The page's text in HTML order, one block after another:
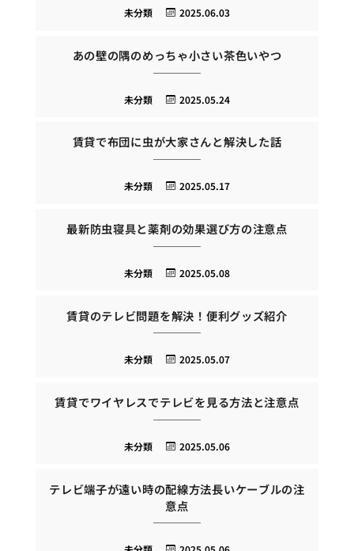
2025.06.03
未分類
あの壁の隅のめっちゃ小さい茶色いやつ
2025.05.24
未分類
賃貸で布団に虫が大家さんと解決した話
2025.05.17
未分類
最新防虫寝具と薬剤の効果選び方の注意点
2025.05.08
未分類
賃貸のテレビ問題を解決！便利グッズ紹介
2025.05.07
未分類
賃貸でワイヤレスでテレビを見る方法と注意点
2025.05.06
未分類
テレビ端子が遠い時の配線方法長いケーブルの注
意点